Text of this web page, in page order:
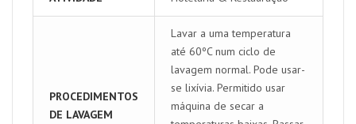
PROCEDIMENTOS
DE LAVAGEM
Lavar a uma temperatura
até 60ºC num ciclo de
lavagem normal. Pode usar-
se lixívia. Permitido usar
máquina de secar a